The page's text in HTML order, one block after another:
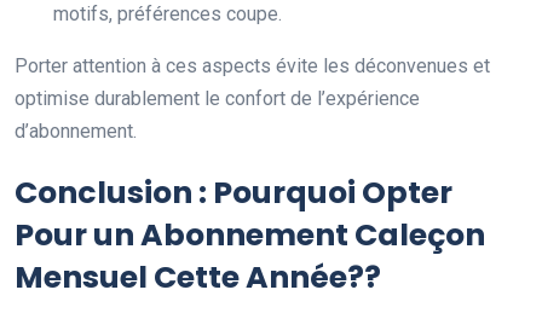
motifs, préférences coupe.
Porter attention à ces aspects évite les déconvenues et
optimise durablement le confort de l’expérience
d’abonnement.
Conclusion : Pourquoi Opter
Pour un Abonnement Caleçon
Mensuel Cette Année??